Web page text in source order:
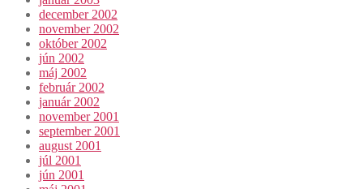
december 2002
november 2002
október 2002
jún 2002
máj 2002
február 2002
január 2002
november 2001
september 2001
august 2001
júl 2001
jún 2001